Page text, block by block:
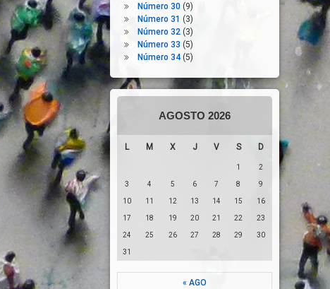
Número 30(9)
Número 31 (3)
Número 32(3)
Número 33 (5)
Número 34(5)
AGOSTO 2026
L M X J V S D
1 2
3 4 5 6 7 8 9
10 11 12 13 14 15 16
17 18 19 20 21 22 23
24 25 26 27 28 29 30
31
« AGO